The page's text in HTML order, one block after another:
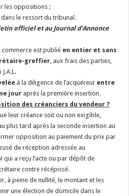
les oppositions ;
le ressort du tribunal.
officiel et au Journal d’Annonce
commerce est publié en entier et sans
greffier, aux frais des parties,
à la diligence de l’acquéreur entre
jour après la première insertion.
des créanciers du vendeur ?
leur créance soit ou non exigible,
plus tard après la seconde insertion au
opposition au paiement du prix par
de réception adressée au
a reçu l’acte ou par dépôt de
contre récépissé.
à peine de nullité, le montant et les
une élection de domicile dans le